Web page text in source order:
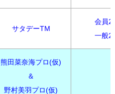
サタデーTM
会員
一般
熊田菜奈海プロ(仮)
＆
野村美羽プロ(仮)